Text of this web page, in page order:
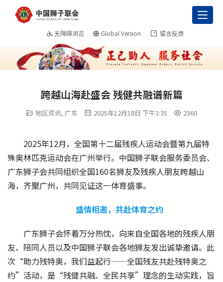
无障碍浏览 Global Version 留言反馈
跨越山海赴盛会 残健共融谱新篇
地区资讯, 广东 2025年12月18日 下午3:35 2360
2025年12月，全国第十二届残疾人运动会暨第九届特
殊奥林匹克运动会在广州举行。中国狮子联会服务委员会、
广东狮子会共同组织全国160名狮友及残疾人朋友跨越山
海，齐聚广州，共同见证这一体育盛事。
盛情相邀，共赴体育之约
广东狮子会怀着万分热忱，向来自全国各地的残疾人朋
友、陪同人员以及中国狮子联会各地狮友发出诚挚邀请。此
次“助力残特奥，我们益起行——全国残友共赴残特奥之
约”活动，是“残健共融、全民共享”理念的生动实践，旨